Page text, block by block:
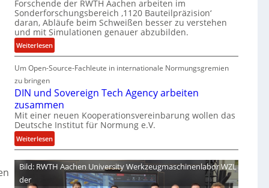
e
n
z
w
i
r
A
r
e
a
i
c
e
L
ü
b
r
n
m
M
i
x
a
Forschende der RWTH Aachen arbeiten im
Sonderforschungsbereich ‚1120 Bauteilpräzision‘
daran, Abläufe beim Schweißen besser zu verstehen
und mit Simulationen genauer abzubilden.
Weiterlesen:
D
e
G
e
h
e
m
n
i
Um Open-Source-Fachleute in internationale Normungsgremien
zu bringen
DIN und Sovereign Tech Agency arbeiten
zusammen
Mit einer neuen Kooperationsvereinbarung wollen das
Deutsche Institut für Normung e.V.
Weiterlesen:
D
I
N
Bild: RWTH Aachen University Werkzeugmaschinenlabor WZL
der